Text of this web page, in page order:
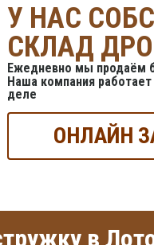
У НАС
СКЛАД
Ежедневно мы продаём
Наша компания
деле
ОНЛАЙН
в